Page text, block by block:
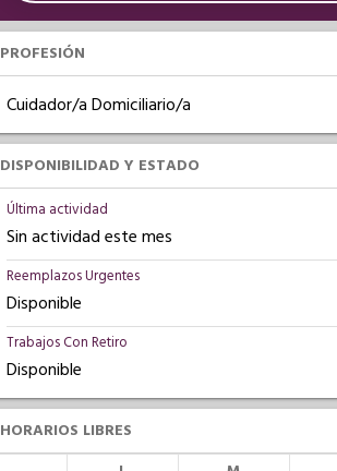
PROFESIÓN
Cuidador/a Domiciliario/a
DISPONIBILIDAD Y ESTADO
Última actividad
Sin actividad este mes
Reemplazos Urgentes
Disponible
Trabajos Con Retiro
Disponible
HORARIOS LIBRES